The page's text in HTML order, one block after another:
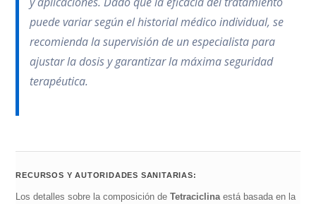
puede variar según el historial médico individual, se
recomienda la supervisión de un especialista para
ajustar la dosis y garantizar la máxima seguridad
terapéutica.
RECURSOS Y AUTORIDADES SANITARIAS:
Los detalles sobre la composición deTetraciclina está basada en la